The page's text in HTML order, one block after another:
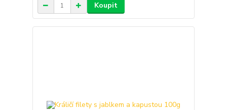
Koupit